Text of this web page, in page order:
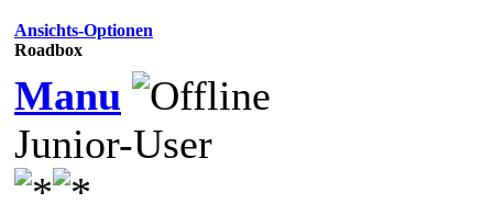
Ansichts-Optionen
Roadbox
Manu
Junior-User